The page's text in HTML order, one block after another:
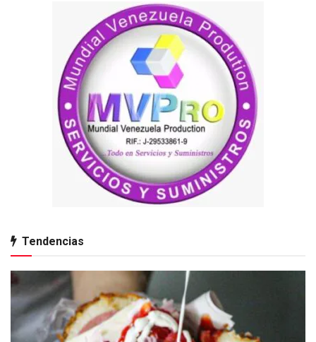
Tendencias